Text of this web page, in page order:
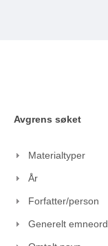
Avgrens søket
Materialtyper
År
Forfatter/person
Generelt emneord